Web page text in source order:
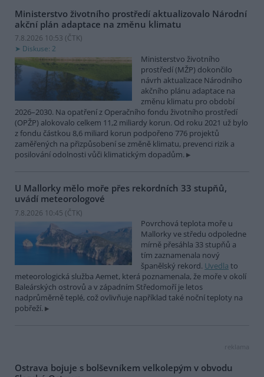
Ministerstvo životního prostředí aktualizovalo Národní
akční plán adaptace na změnu klimatu
7.8.2026 10:53 (ČTK)
Diskuse: 2
Ministerstvo životního
prostředí (MŽP) dokončilo
návrh aktualizace Národního
akčního plánu adaptace na
změnu klimatu pro období
2026–2030. Na opatření z Operačního fondu životního prostředí
(OPŽP) alokovalo celkem 11,2 miliardy korun. Od roku 2021 už bylo
z fondu částkou 8,6 miliard korun podpořeno 776 projektů
zaměřených na přizpůsobení se změně klimatu, prevenci rizik a
posilování odolnosti vůči klimatickým dopadům.
U Mallorky mělo moře přes rekordních 33 stupňů,
uvádí meteorologové
7.8.2026 10:45 (ČTK)
Povrchová teplota moře u
Mallorky ve středu odpoledne
mírně přesáhla 33 stupňů a
tím zaznamenala nový
španělský rekord. Uvedla to
meteorologická služba Aemet, která poznamenala, že moře v okolí
Baleárských ostrovů a v západním Středomoří je letos
nadprůměrně teplé, což ovlivňuje například také noční teploty na
pobřeží.
reklama
Ostrava bojuje s bolševníkem velkolepým v obvodu